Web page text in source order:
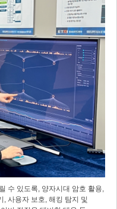
수 있도록, 양자시대 암호 활용,
, 사용자 보호, 해킹 탐지 및